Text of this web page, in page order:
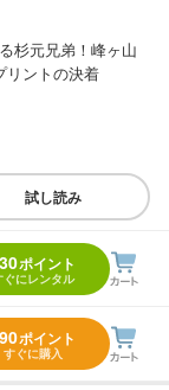
杉元兄弟！峰ヶ山
リントの決着
試し読み
ポイント
ぐにレンタル
ポイント
すぐに購入